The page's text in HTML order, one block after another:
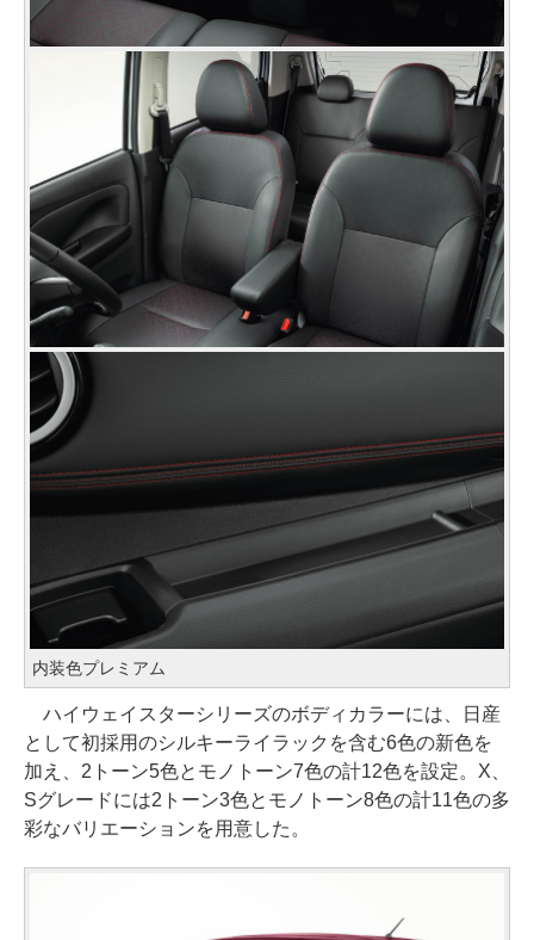
内装色プレミアム
ハイウェイスターシリーズのボディカラーには、日産
として初採用のシルキーライラックを含む6色の新色を
加え、2トーン5色とモノトーン7色の計12色を設定。X、
Sグレードには2トーン3色とモノトーン8色の計11色の多
彩なバリエーションを用意した。